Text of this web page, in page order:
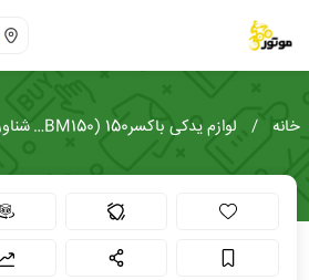
خانه لوازم یدکی باکسر150 (Boxer BM150)